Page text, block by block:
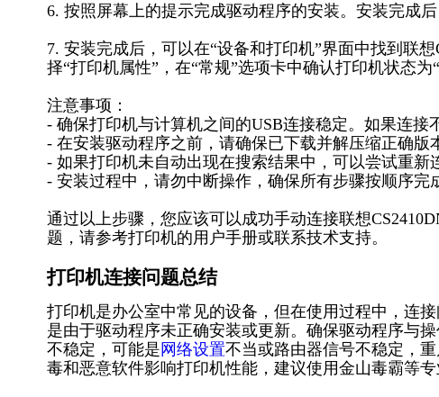
6. 按照屏幕上的提示完成驱动程序的安装。安装完成
7. 安装完成后，可以在“设备和打印机”界面中找到联
择“打印机属性”，在“常规”选项卡中确认打印机状态为“
注意事项：
- 确保打印机与计算机之间的USB连接稳定。如果连接
- 在安装驱动程序之前，请确保已下载并解压缩正确版
- 如果打印机未自动出现在搜索结果中，可以尝试重新
- 安装过程中，请勿中断操作，确保所有步骤按顺序完
通过以上步骤，您应该可以成功手动连接联想
题，请参考打印机的用户手册或联系技术支持。
打印机连接问题总结
打印机是办公室中常见的设备，但在使用过程中，连
是由于驱动程序未正确安装或更新。确保驱动程序与
不稳定，可能是 网络设置不当或路由器信号不稳定，
毒和恶意软件影响打印机性能，建议使用金山毒霸等专